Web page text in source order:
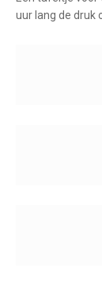
uur lang de druk